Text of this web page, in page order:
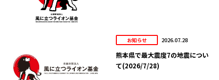
お知らせ 2026.07.28
熊本県で最大震度7の地震につい
て(2026/7/28)